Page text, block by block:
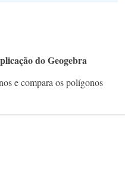
do Geogebra
e compara os polígonos